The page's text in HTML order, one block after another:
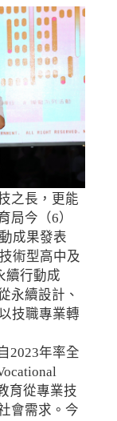
之長，更能
局今（6）
成果發表
術型高中及
續行動成
永續設計、
技職專業轉
2023年率全
育從專業技
會需求。今